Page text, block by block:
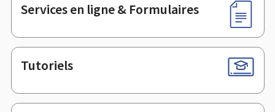
Services en ligne & Formulaires
Tutoriels